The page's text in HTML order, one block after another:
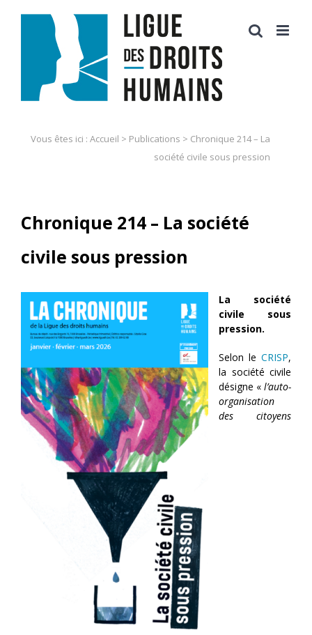
Vous êtes ici : Accueil > Publications > Chronique 214 – La
société civile sous pression
Chronique 214 – La société
civile sous pression
La société
civile sous
pression.
Selon le CRISP,
la société civile
désigne « l’auto-
organisation
des citoyens